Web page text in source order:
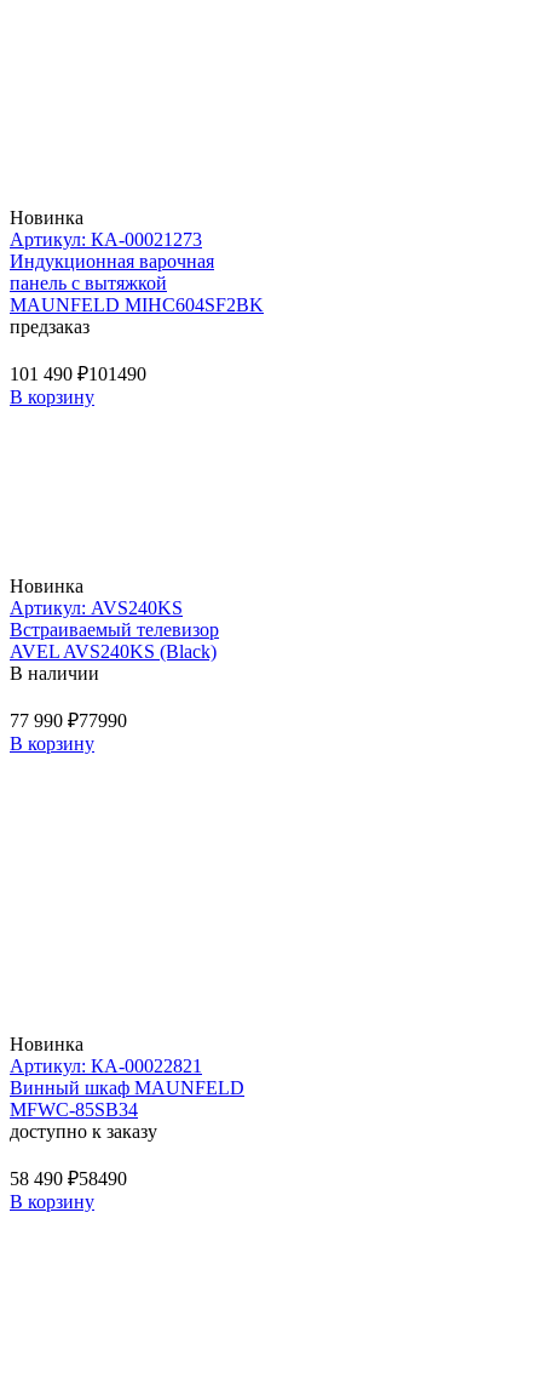
Новинка
Артикул: КА-00021273
Индукционная варочная
панель с вытяжкой
MAUNFELD MIHC604SF2BK
предзаказ
101 490 ₽101490
В корзину
Новинка
Артикул: AVS240KS
Встраиваемый телевизор
AVEL AVS240KS (Black)
В наличии
77 990 ₽77990
В корзину
Новинка
Артикул: КА-00022821
Винный шкаф MAUNFELD
MFWC-85SB34
доступно к заказу
58 490 ₽58490
В корзину